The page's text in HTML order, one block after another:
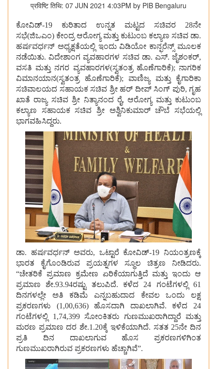
प्रविष्टि तिथि: 07 JUN 2021 4:03PM by PIB Bengaluru
ಕೋವಿಡ್-19 ಕುರಿತಾದ ಉನ್ನತ ಮಟ್ಟದ ಸಚಿವರ 28ನೇ
ಸಭೆ(ಜಿಒಎಂ) ಕೇಂದ್ರ ಆರೋಗ್ಯ ಮತ್ತು ಕುಟುಂಬ ಕಲ್ಯಾಣ ಸಚಿವ ಡಾ.
ಹರ್ಷವರ್ಧನ್ ಅಧ್ಯಕ್ಷತೆಯಲ್ಲಿ ಇಂದು ವಿಡಿಯೋ ಕಾನ್ಫರೆನ್ಸ್ ಮೂಲಕ
ನಡೆಯಿತು.ವಿದೇಶಾಂಗ ವ್ಯವಹಾರಗಳ ಸಚಿವ ಡಾ. ಎಸ್.ಜೈಶಂಕರ್,
ವಸತಿ ಮತ್ತು ನಗರ ವ್ಯವಹಾರಗಳ(ಸ್ವತಂತ್ರ ಹೊಣೆಗಾರಿಕೆ);ನಾಗರಿಕ
ವಿಮಾನಯಾನ(ಸ್ವತಂತ್ರ ಹೊಣೆಗಾರಿಕೆ); ವಾಣಿಜ್ಯ ಮತ್ತು
ಕೈಗಾರಿಕಾ
ಸಚಿವಾಲಯದ ಸಹಾಯಕ ಸಚಿವ ಶ್ರೀ ಹರ್ ದೀಪ್ ಸಿಂಗ್ ಪುರಿ, ಗೃಹ
ಖಾತೆ ರಾಜ್ಯ ಸಚಿವ ಶ್ರೀ ನಿತ್ಯಾನಂದ ರೈ, ಆರೋಗ್ಯ ಮತ್ತು ಕುಟುಂಬ
ಕಲ್ಯಾಣ
ಸಹಾಯಕ ಸಚಿವ ಶ್ರೀ ಅಶ್ವಿನಿಕುಮಾರ್ ಚೌಬೆ ಸಭೆಯಲ್ಲಿ
ಭಾಗವಹಿಸಿದ್ದರು.
ಡಾ. ಹರ್ಷವರ್ಧನ್ ಅವರು, ಒಟ್ಟಾರೆ ಕೋವಿಡ್-19ನಿಯಂತ್ರಣಕ್ಕೆ
ಭಾರತ
ಕೈಗೊಂಡಿರುವ ಪ್ರಯತ್ನಗಳ ಸ್ಥೂಲ ಚಿತ್ರಣ ನೀಡಿದರು.
“ಚೇತರಿಕೆ ಪ್ರಮಾಣ ಕ್ರಮೇಣ ಏರಿಕೆಯಾಗುತ್ತಿದೆ ಮತ್ತು ಇಂದು ಆ
ಪ್ರಮಾಣ
ಶೇ.93.94ರಷ್ಟು ತಲುಪಿದೆ. ಕಳೆದ 24 ಗಂಟೆಗಳಲ್ಲಿ61
ದಿನಗಳಲ್ಲೇ
ಅತಿ ಕಡಿಮೆ ಎನ್ನಬಹುದಾದ ಕೇವಲ ಒಂದು
ಲಕ್ಷ
ಪ್ರಕರಣಗಳು (1,00,636) ಹೊಸದಾಗಿ ದಾಖಲಾಗಿವೆ. ಕಳೆದ 24
ಗಂಟೆಗಳಲ್ಲಿ 1,74,399 ಸೋಂಕಿತರು ಗುಣಮುಖರಾಗಿದ್ದಾರೆ
ಮತ್ತು
ಮರಣ ಪ್ರಮಾಣ ದರ ಶೇ.1.20ಕ್ಕೆ ಇಳಿಕೆಯಾಗಿದೆ. ಸತತ 25ನೇ ದಿನ
ಪ್ರತಿ
ದಿನ ದಾಖಲಾಗುವ ಹೊಸ
ಪ್ರಕರಣಗಳಿಗಿಂತ
ಗುಣಮುಖರಾಗಿರುವ ಪ್ರಕರಣಗಳು ಹೆಚ್ಚಾಗಿವೆ”.